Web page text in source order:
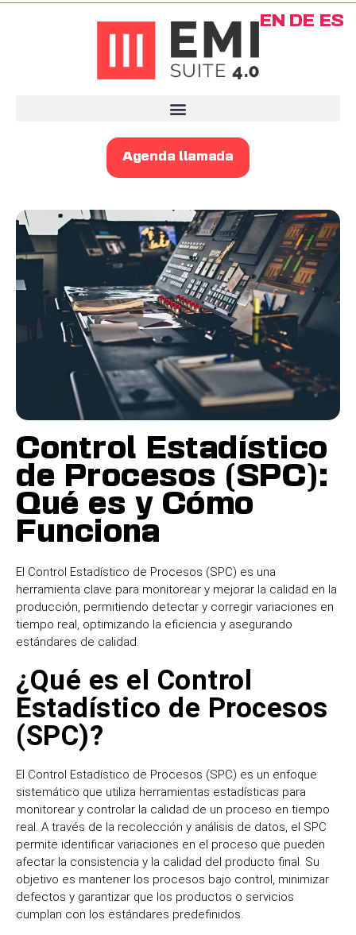
Agenda llamada
Control Estadístico
de Procesos (SPC):
Qué es y Cómo
Funciona
El Control Estadístico de Procesos (SPC) es una
herramienta clave para monitorear y mejorar la calidad en la
producción, permitiendo detectar y corregir variaciones en
tiempo real, optimizando la eficiencia y asegurando
estándares de calidad.
¿Qué es el Control
Estadístico de Procesos
(SPC)?
El Control Estadístico de Procesos (SPC) es un enfoque
sistemático que utiliza herramientas estadísticas para
monitorear y controlar la calidad de un proceso en tiempo
real. A través de la recolección y análisis de datos, el SPC
permite identificar variaciones en el proceso que pueden
afectar la consistencia y la calidad del producto final. Su
objetivo es mantener los procesos bajo control, minimizar
defectos y garantizar que los productos o servicios
cumplan con los estándares predefinidos.
EN DE ES